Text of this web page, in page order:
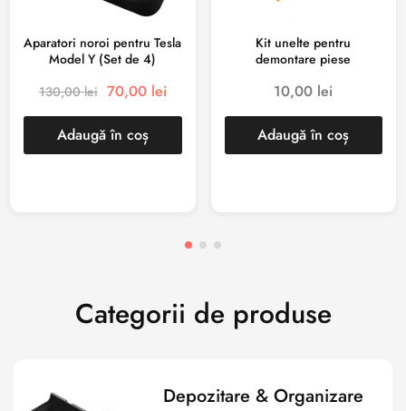
Aparatori noroi pentru Tesla
Model Y (Set de 4)
130,00lei 70,00 lei
Adaugă în coș
Kit unelte pentru
demontare piese
10,00 lei
Adaugă în coș
Categorii de produse
Depozitare & Organizare